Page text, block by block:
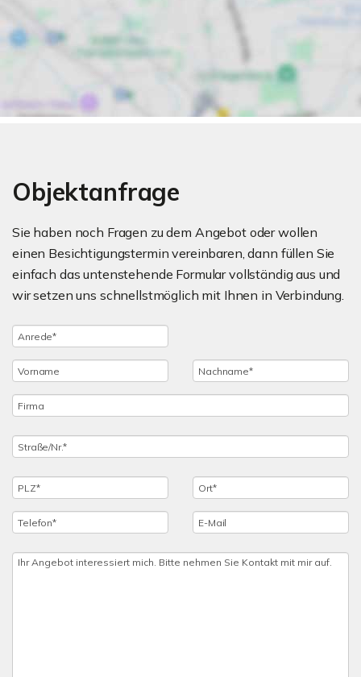
Objektanfrage
Sie haben noch Fragen zu dem Angebot oder wollen
einen Besichtigungstermin vereinbaren, dann füllen Sie
einfach das untenstehende Formular vollständig aus und
wir setzen uns schnellstmöglich mit Ihnen in Verbindung.